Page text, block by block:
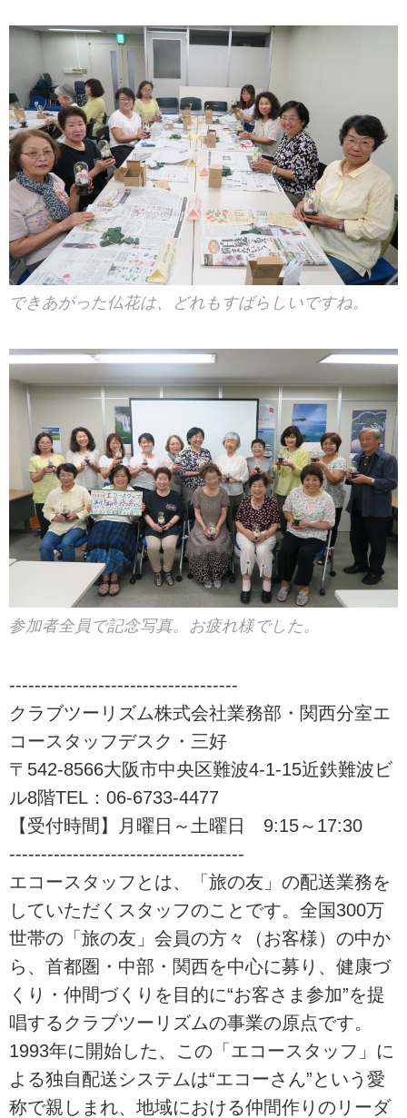
できあがった仏花は、どれもすばらしいですね。
参加者全員で記念写真。お疲れ様でした。
------------------------------------
クラブツーリズム株式会社業務部・関西分室エ
コースタッフデスク・三好
〒542-8566大阪市中央区難波4-1-15近鉄難波ビ
ル8階TEL：06-6733-4477
【受付時間】月曜日～土曜日 9:15～17:30
-------------------------------------
エコースタッフとは、「旅の友」の配送業務を
していただくスタッフのことです。全国300万
世帯の「旅の友」会員の方々（お客様）の中か
ら、首都圏・中部・関西を中心に募り、健康づ
くり・仲間づくりを目的に“お客さま参加”を提
唱するクラブツーリズムの事業の原点です。
1993年に開始した、この「エコースタッフ」に
よる独自配送システムは“エコーさん”という愛
称で親しまれ、地域における仲間作りのリーダ